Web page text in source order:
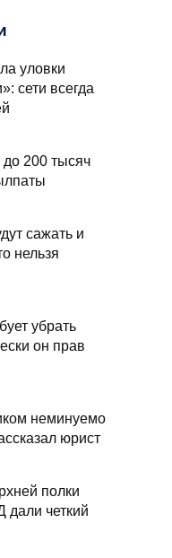
уловки
сети всегда
200 тысяч
сажать и
нельзя
убрать
он прав
неминуемо
юрист
полки
четкий